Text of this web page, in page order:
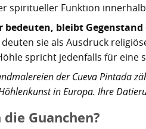
spiritueller Funktion
bedeuten, bleibt Gegenstand
deuten sie als Ausdruck
spricht jedenfalls für eine
der Cueva Pintada
in Europa. Ihre
Guanchen?